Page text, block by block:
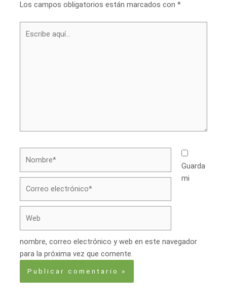
Los campos obligatorios están marcados con*
aquí...
Guarda
mi
nombre, correo electrónico y web en este navegador
para la próxima vez que comente.